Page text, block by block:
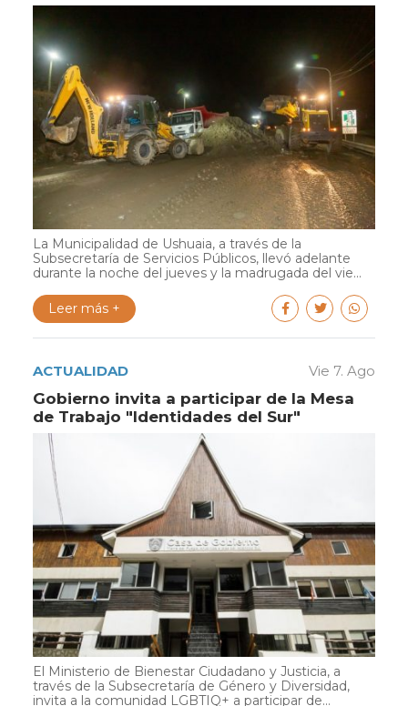
La Municipalidad de Ushuaia, a través de la
Subsecretaría de Servicios Públicos, llevó adelante
durante la noche del jueves y la madrugada del vie...
Leer más +
ACTUALIDAD Vie 7. Ago
Gobierno invita a participar de la Mesa
de Trabajo "Identidades del Sur"
El Ministerio de Bienestar Ciudadano y Justicia, a
través de la Subsecretaría de Género y Diversidad,
invita a la comunidad LGBTIQ+ a participar de...